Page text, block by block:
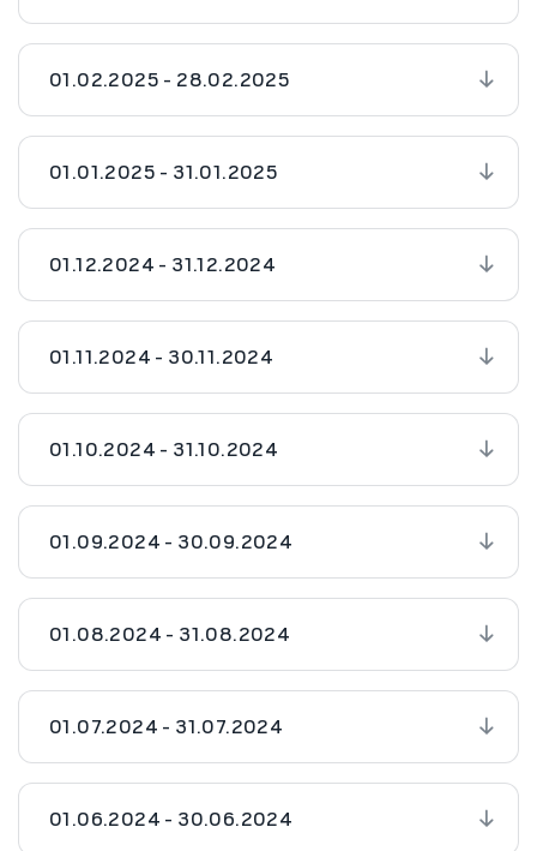
01.02.2025 - 28.02.2025
01.01.2025 - 31.01.2025
01.12.2024 - 31.12.2024
01.11.2024 - 30.11.2024
01.10.2024 - 31.10.2024
01.09.2024 - 30.09.2024
01.08.2024 - 31.08.2024
01.07.2024 - 31.07.2024
01.06.2024 - 30.06.2024